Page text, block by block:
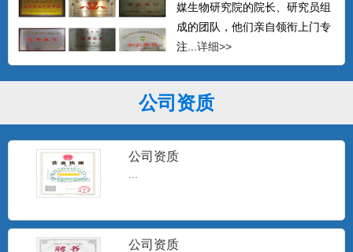
媒生物研究院的院长、研究员组
成的团队，他们亲自领衔上门专
注... 详细>>
公司资质
公司资质
公司资质